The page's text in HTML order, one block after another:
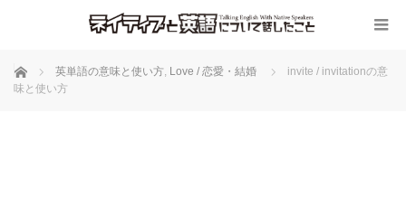
ホーム 英単語の意味と使い方, Love / 恋愛・結婚
invite / invitationの意
味と使い方